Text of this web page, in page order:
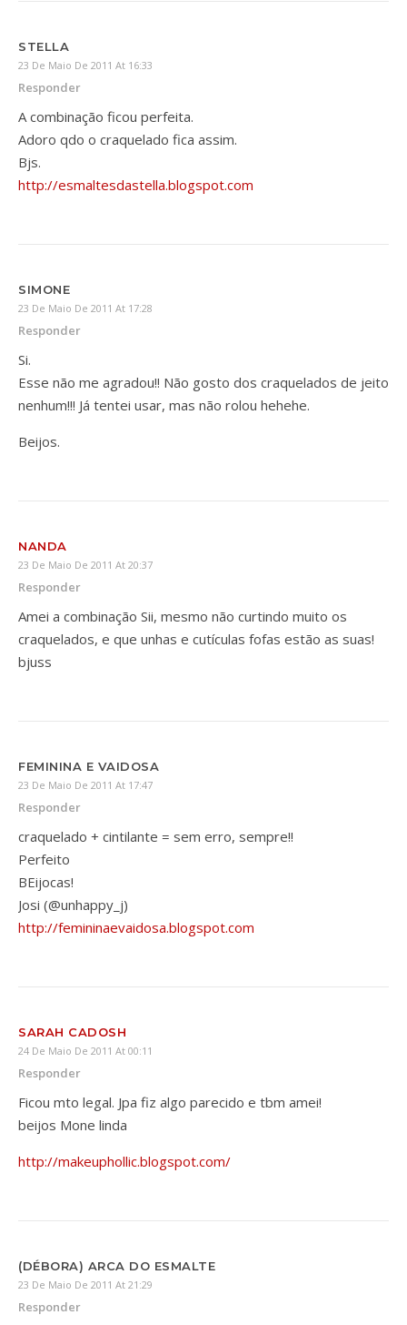
STELLA
23 De Maio De 2011 At 16:33
Responder
A combinação ficou perfeita.
Adoro qdo o craquelado fica assim.
Bjs.
http://esmaltesdastella.blogspot.com
SIMONE
23 De Maio De 2011 At 17:28
Responder
Si.
Esse não me agradou!! Não gosto dos craquelados de jeito
nenhum!!! Já tentei usar, mas não rolou hehehe.
Beijos.
NANDA
23 De Maio De 2011 At 20:37
Responder
Amei a combinação Sii, mesmo não curtindo muito os
craquelados, e que unhas e cutículas fofas estão as suas!
bjuss
FEMININA E VAIDOSA
23 De Maio De 2011 At 17:47
Responder
craquelado + cintilante = sem erro, sempre!!
Perfeito
BEijocas!
Josi (@unhappy_j)
http://femininaevaidosa.blogspot.com
SARAH CADOSH
24 De Maio De 2011 At 00:11
Responder
Ficou mto legal. Jpa fiz algo parecido e tbm amei!
beijos Mone linda
http://makeuphollic.blogspot.com/
(DÉBORA) ARCA DO ESMALTE
23 De Maio De 2011 At 21:29
Responder